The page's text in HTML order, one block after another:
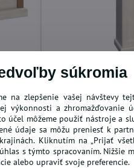
dub
Skriňa
sosna nordická/
S1D
10 dní
215 €
súkromia
na zlepšenie vašej návštevy
výkonnosti a zhromažďovanie
účel môžeme použiť nástroje a
údaje sa môžu preniesť k
Kliknutím na „Prijať
s týmto spracovaním. Nižšie
alebo upraviť svoje preferencie.